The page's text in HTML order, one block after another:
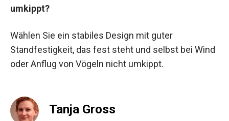
umkippt?
Wählen Sie ein stabiles Design mit guter
Standfestigkeit, das fest steht und selbst bei Wind
oder Anflug von Vögeln nicht umkippt.
Tanja Gross